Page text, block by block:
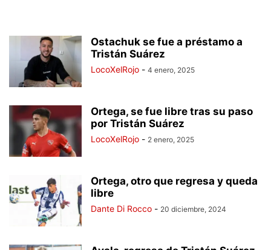
Ostachuk se fue a préstamo a
Tristán Suárez
LocoXelRojo - 4 enero, 2025
Ortega, se fue libre tras su paso
por Tristán Suárez
LocoXelRojo - 2 enero, 2025
Ortega, otro que regresa y queda
libre
Dante Di Rocco - 20 diciembre, 2024